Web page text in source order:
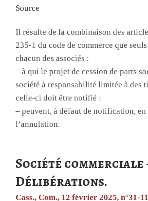
Source
Il résulte de la combinaison des
235-1 du code de commerce que
chacun des associés :
– à qui le projet de cession de parts
société à responsabilité limitée à des
celle-ci doit être notifié :
– peuvent, à défaut de notification,
l’annulation.
Société commerciale
Délibérations.
Cass., Com., 12 février 2025, n°31-